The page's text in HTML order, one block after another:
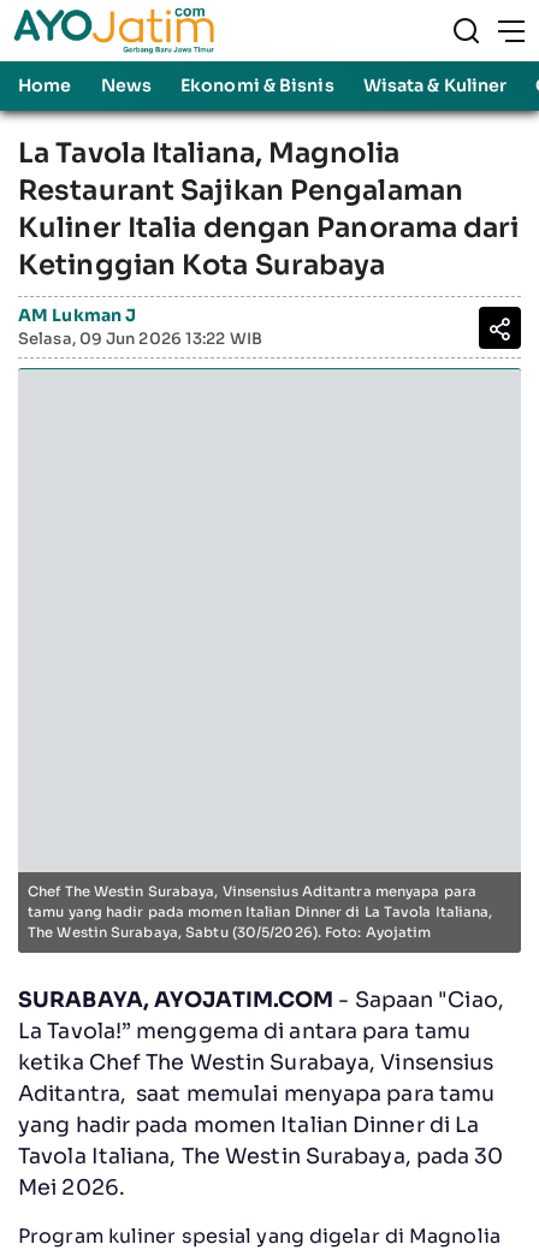
Home News Ekonomi & Bisnis Wisata & Kuliner
La Tavola Italiana, Magnolia
Restaurant Sajikan Pengalaman
Kuliner Italia dengan Panorama dari
Ketinggian Kota Surabaya
AM Lukman J
Selasa, 09 Jun 2026 13:22 WIB
Chef The Westin Surabaya, Vinsensius Aditantra menyapa para
tamu yang hadir pada momen Italian Dinner di La Tavola Italiana,
The Westin Surabaya, Sabtu (30/5/2026). Foto: Ayojatim
SURABAYA, AYOJATIM.COM - Sapaan "Ciao,
La Tavola!” menggema di antara para tamu
ketika Chef The Westin Surabaya, Vinsensius
Aditantra, saat memulai menyapa para tamu
yang hadir pada momen Italian Dinner di La
Tavola Italiana, The Westin Surabaya, pada 30
Mei 2026.
Program kuliner spesial yang digelar di Magnolia